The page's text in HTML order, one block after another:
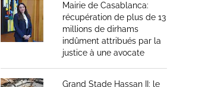
Mairie de Casablanca:
récupération de plus de 13
millions de dirhams
indûment attribués par la
justice à une avocate
Grand Stade Hassan II: le